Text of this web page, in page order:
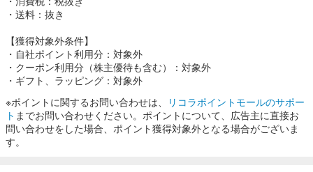
・送料：抜き
【獲得対象外条件】
・自社ポイント利用分：対象外
・クーポン利用分（株主優待も含む）：対象外
・ギフト、ラッピング：対象外
※ポイントに関するお問い合わせは、
リコラポイントモールのサポー
ト までお問い合わせください。ポイントについて、広告主に直接お
問い合わせをした場合、ポイント獲得対象外となる場合がございま
す。